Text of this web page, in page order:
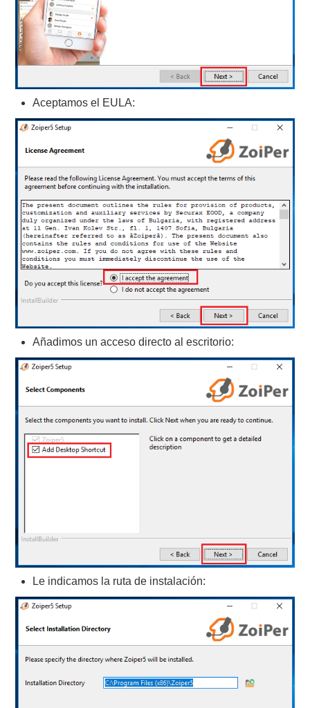
Aceptamos el EULA:
Añadimos un acceso directo al escritorio:
Le indicamos la ruta de instalación: